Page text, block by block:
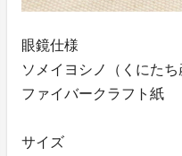
眼鏡仕様
ソメイヨシノ（くにたち
ファイバークラフト紙
サイズ